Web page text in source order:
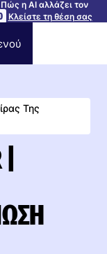
η AI αλλάζει τον
Κλείστε τη θέση σας
Της